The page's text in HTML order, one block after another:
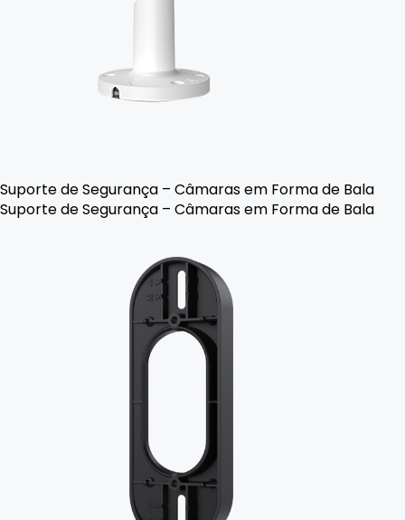
Suporte de Segurança – Câmaras em Forma de Bala
Suporte de Segurança – Câmaras em Forma de Bala